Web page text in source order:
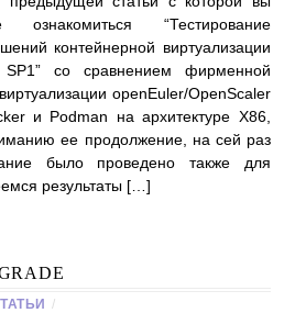
“Тестирование
контейнерной виртуализации
со сравнением фирменной
openEuler/OpenScaler
и Podman на архитектуре X86,
ее продолжение, на сей раз
было проведено также для
результаты […]
/